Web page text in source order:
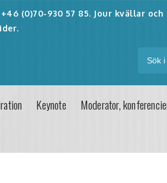
(0)70-930 57 85. Jour kvällar och
Keynote Moderator,